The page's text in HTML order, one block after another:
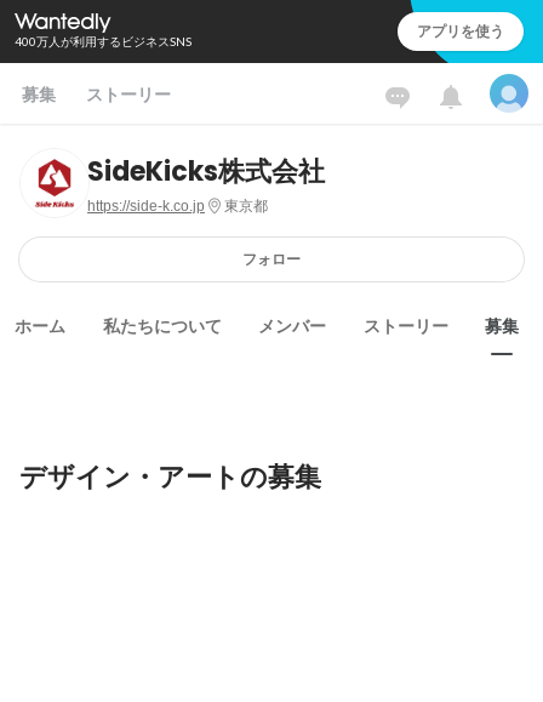
400万人が利用するビジネスSNS アプリを使う
募集 ストーリー
SideKicks株式会社
https://side-k.co.jp 東京都
フォロー
ホーム 私たちについて メンバー ストーリー 募集
デザイン・アートの募集